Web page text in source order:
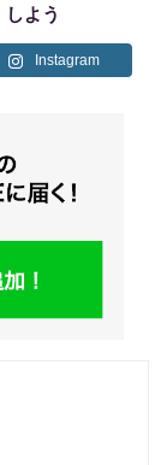
よう
Instagram